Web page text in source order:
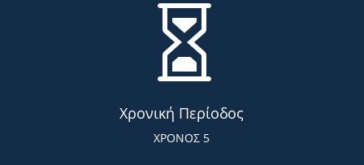

Χρονική Περίοδος
ΧΡΟΝΟΣ 5